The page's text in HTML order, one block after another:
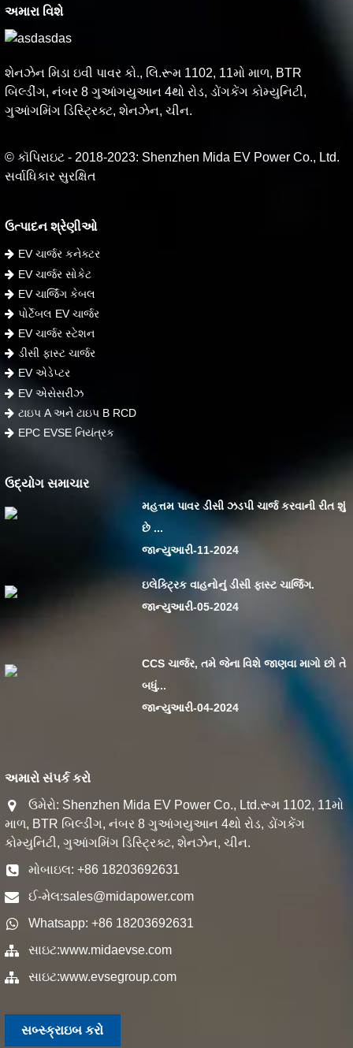
અમારા વિશે
શેનઝેન મિડા ઇવી પાવર કો., લિ.રૂમ 1102, 11મો માળ, BTR
બિલ્ડીંગ, નંબર 8 ગુઆંગયુઆન 4થો રોડ, ડોંગકેંગ કોમ્યુનિટી,
ગુઆંગમિંગ ડિસ્ટ્રિક્ટ, શેનઝેન, ચીન.
© કૉપિરાઇટ - 2018-2023: Shenzhen Mida EV Power Co., Ltd.
સર્વાધિકાર સુરક્ષિત
ઉત્પાદન શ્રેણીઓ
EV ચાર્જર કનેક્ટર
EV ચાર્જર સોકેટ
EV ચાર્જિંગ કેબલ
પોર્ટેબલ EV ચાર્જર
EV ચાર્જર સ્ટેશન
ડીસી ફાસ્ટ ચાર્જર
EV એડેપ્ટર
EV એસેસરીઝ
ટાઇપ A અને ટાઇપ B RCD
EPC EVSE નિયંત્રક
ઉદ્યોગ સમાચાર
મહત્તમ પાવર ડીસી ઝડપી ચાર્જ કરવાની રીત શું
છે ...
જાન્યુઆરી-11-2024
ઇલેક્ટ્રિક વાહનોનું ડીસી ફાસ્ટ ચાર્જિંગ.
જાન્યુઆરી-05-2024
CCS ચાર્જર, તમે જેના વિશે જાણવા માગો છો તે
બધું...
જાન્યુઆરી-04-2024
અમારો સંપર્ક કરો
ઉમેરો: Shenzhen Mida EV Power Co., Ltd.રૂમ 1102, 11મો
માળ, BTR બિલ્ડીંગ, નંબર 8 ગુઆંગયુઆન 4થો રોડ, ડોંગકેંગ
કોમ્યુનિટી, ગુઆંગમિંગ ડિસ્ટ્રિક્ટ, શેનઝેન, ચીન.
મોબાઇલ: +86 18203692631
ઈ-મેલ:sales@midapower.com
Whatsapp: +86 18203692631
સાઇટ:www.midaevse.com
સાઇટ:www.evsegroup.com
સબ્સ્ક્રાઇબ કરો